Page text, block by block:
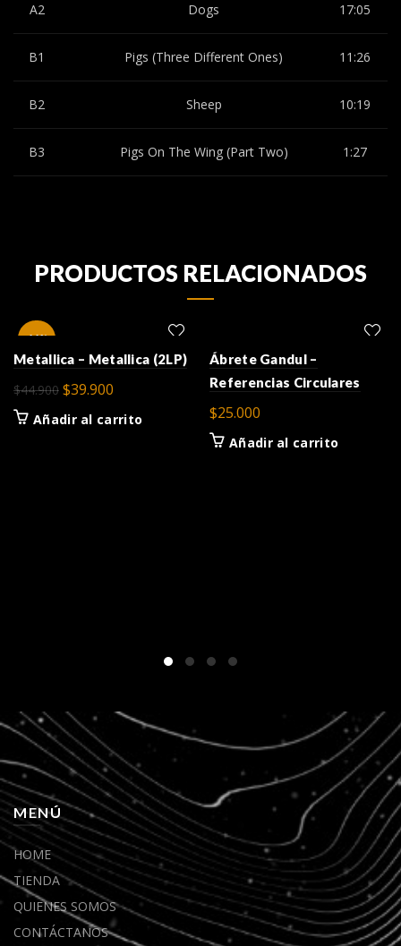
A2 Dogs 17:05
B1 Pigs (Three Different Ones) 11:26
B2 Sheep 10:19
B3 Pigs On The Wing (Part Two) 1:27
PRODUCTOS RELACIONADOS
-11%
Metallica – Metallica (2LP)
$44.900 El
precio
$39.900
precio
Añadir al carrito
Ábrete Gandul –
Referencias Circulares
$25.000
Añadir al carrito
MENÚ
HOME
TIENDA
QUIENES SOMOS
CONTÁCTANOS